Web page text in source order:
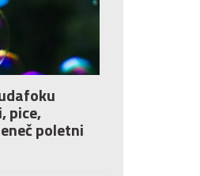
pice,
poletni